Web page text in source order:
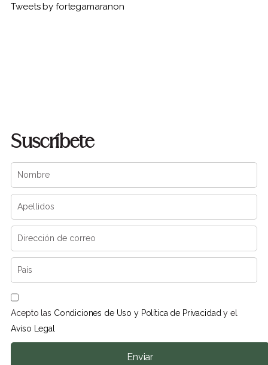
Tweets by fortegamaranon
Suscríbete
Acepto las Condiciones de Uso y Política de Privacidady el
Aviso Legal
Enviar